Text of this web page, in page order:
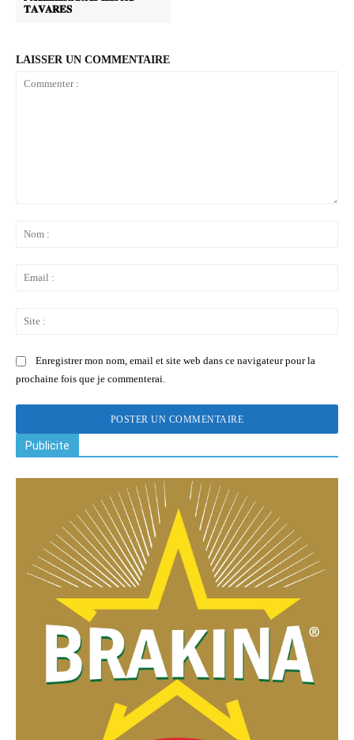
𝐓𝐀𝐕𝐀𝐑𝐄𝐒
LAISSER UN COMMENTAIRE
Enregistrer mon nom, email et site web dans ce navigateur pour la
prochaine fois que je commenterai.
Publicite